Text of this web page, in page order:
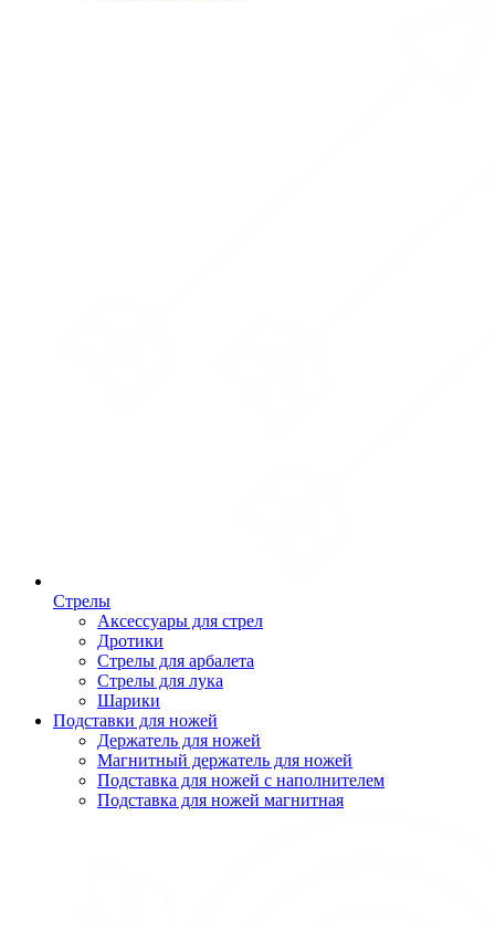
Стрелы
Аксессуары для стрел
Дротики
Стрелы для арбалета
Стрелы для лука
Шарики
Подставки для ножей
Держатель для ножей
Магнитный держатель для ножей
Подставка для ножей с наполнителем
Подставка для ножей магнитная